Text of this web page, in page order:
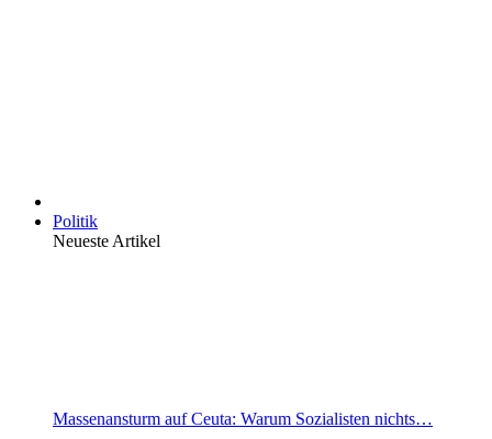
Politik
Neueste Artikel
Massenansturm auf Ceuta: Warum Sozialisten nichts…